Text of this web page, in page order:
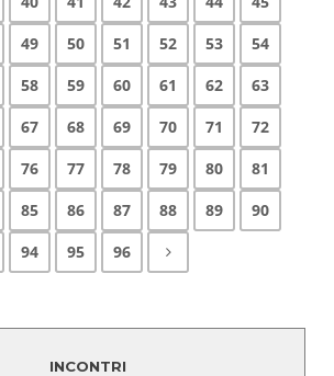
49 50 51 52 53
54
58 59 60 61 62
63
67 68 69 70 71
72
76 77 78 79 80
81
85 86 87 88 89
90
94 95 96
INCONTRI